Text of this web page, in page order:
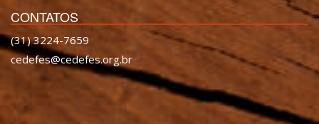
CONTATOS
(31) 3224-7659
cedefes@cedefes.org.br